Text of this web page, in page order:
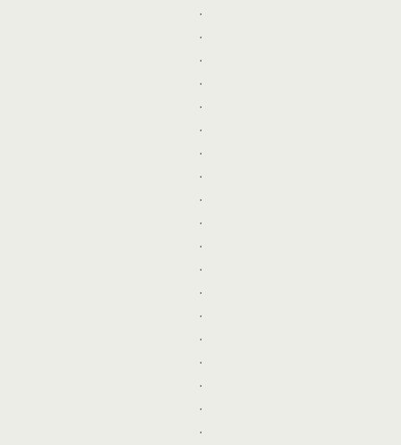
.
.
.
.
.
.
.
.
.
.
.
.
.
.
.
.
.
.
.